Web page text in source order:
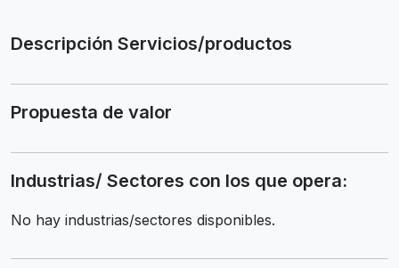
Descripción Servicios/productos
Propuesta de valor
Industrias/ Sectores con los que opera:
No hay industrias/sectores disponibles.